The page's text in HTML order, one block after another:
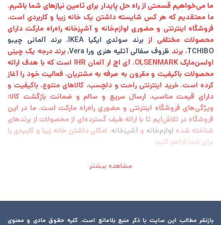
ما می‌خواهیم قسمتی از راه حل پایدار برای تامین نیازهای شما باشیم.
ما معتقدیم که هر کس شایسته داشتن یک خانه زیبا و کاربردی است،
فروشگاه اینترنتی و حضوری لوازم‌خانه و آشپزخانه راه‌راه مارکت دارای
محصولات مختلفی از برند سوئدی ایکیا IKEA ، برند آلمانی چیبو
TCHIBO، برند ظروف سفالی آتلیه هنری ورا Vera
, برند درجه یک چینی
اولسن‌مارک OLSENMARK، آی اچ‌ ار آلمان IHR است که با هدف ارائه
محصولات باکیفیت و مقرون به صرفه به مشتریان، فعالیت خود را آغاز
کرده است. خرید اینترنتی راحت و دلچسب، کالاهای متنوع، باکیفیت و
دارای قیمت مناسب، ارسال سریع و سالم و ضمانت بازگشت کالا؛
ویژگی‌های فروشگاه اینترنتی و حضوری راه‌راه مارکت است. ما در این
فروشگاه در تلاش‌ایم تا با ارائه طیف گسترده‌ای از محصولات از برند‌های
شناخته شده لوازم‌خانه و آشپزخانه، امکان داشتن خانه زیبا و کاربردی را
برای شما فراهم کنیم.
مشاهده بیشتر
بازنشر مطالب این سایت با ذکر منبع بلامانع است. کلیه حقوق مادی و معنوی